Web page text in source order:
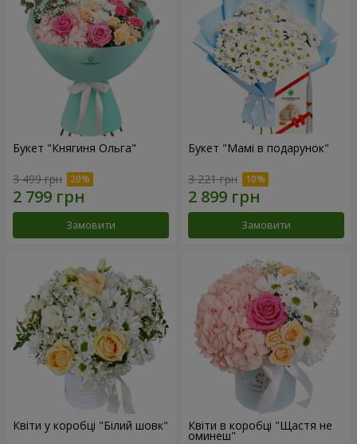
Букет "Княгиня Ольга"
3 499 грн
Замовити
Букет "Мамі в подарунок"
3 221 грн
Замовити
Квіти у коробці "Білий шовк" Квіти в коробці "Щастя не
оминеш"